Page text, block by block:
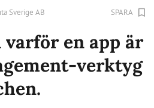
Sverige AB SPARA
en app är
verktyg